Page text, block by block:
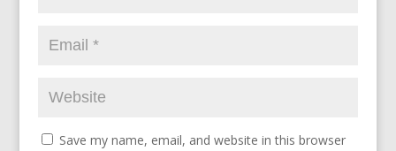
Save my name, email, and website in this browser